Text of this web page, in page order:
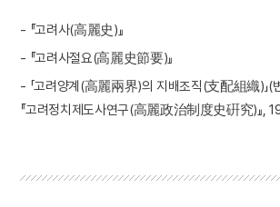
- 『고려사(高麗史)』
- 『고려사절요(高麗史節要)』
- 「고려양계(高麗兩界)의 지배조직(支配組織)」(
『고려정치제도사연구(高麗政治制度史硏究)』,